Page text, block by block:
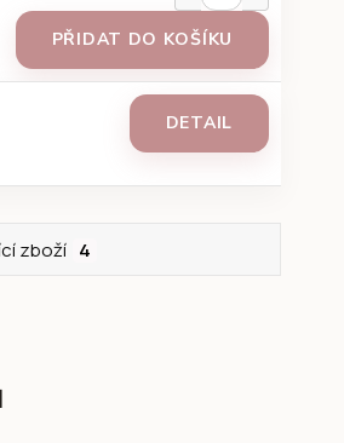
PŘIDAT DO KOŠÍKU
DETAIL
zboží 4